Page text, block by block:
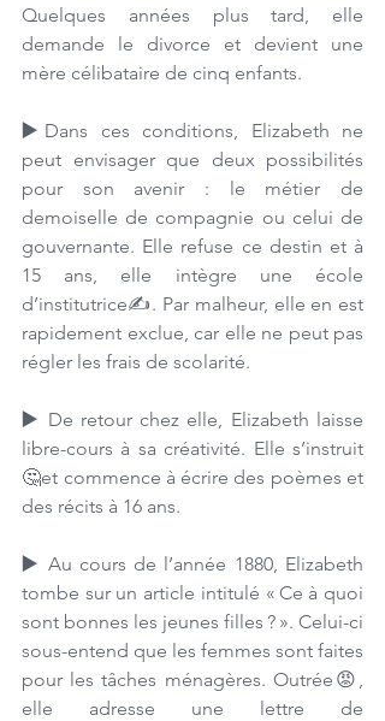
Quelques années plus tard, elle
demande le divorce et devient une
mère célibataire de cinq enfants.
▶️ Dans ces conditions, Elizabeth ne
peut envisager que deux possibilités
pour son avenir : le métier de
demoiselle de compagnie ou celui de
gouvernante. Elle refuse ce destin et à
15 ans, elle intègre une école
d’institutrice✍️. Par malheur, elle en est
rapidement exclue, car elle ne peut pas
régler les frais de scolarité.
▶️ De retour chez elle, Elizabeth laisse
libre-cours à sa créativité. Elle s’instruit
🤔et commence à écrire des poèmes et
des récits à 16 ans.
▶️ Au cours de l’année 1880, Elizabeth
tombe sur un article intitulé « Ce à quoi
sont bonnes les jeunes filles ? ». Celui-ci
sous-entend que les femmes sont faites
pour les tâches ménagères. Outrée😡,
elle adresse une lettre de